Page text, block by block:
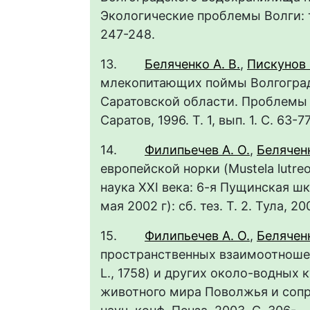
Экологические проблемы Волги:
247-
13. Беляченко А. В., Пискунов
млекопитающих поймы
Саратовской области.
Саратов, 1996. Т. 1, вып. 1. С.
14. Филипьечев А. О.,
европейской норки (Mustela
наука XXI века: 6-я Пущинская
мая 2002 г): сб. тез. Т. 2.
15. Филипьечев А. О.,
пространственных
L., 1758) и других около-водных
животного мира Поволжья и